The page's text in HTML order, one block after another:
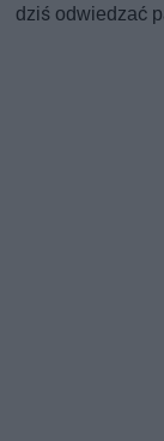
dziś odwiedzać